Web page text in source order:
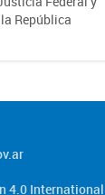
República
4.0